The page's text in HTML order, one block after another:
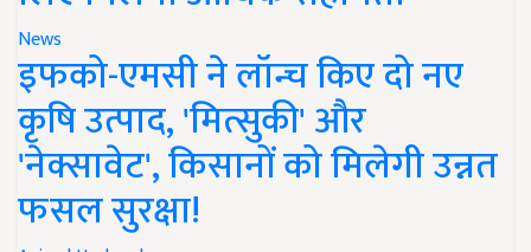
News
इफको-एमसी ने लॉन्च किए दो नए
कृषि उत्पाद, 'मित्सुकी' और
'नेक्सावेट', किसानों को मिलेगी उन्नत
फसल सुरक्षा!